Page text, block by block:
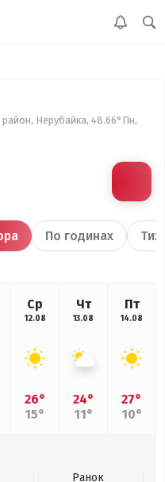
район, Нерубайка, 48.66°Пн,
По годинах
Ср
12.08
26°
15°
Чт
13.08
24°
11°
Пт
14.08
27°
10°
Ранок